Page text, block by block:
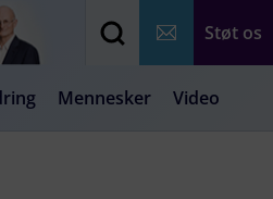
Støt os
Mennesker Video